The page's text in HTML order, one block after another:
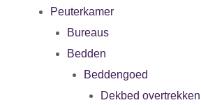
Peuterkamer
Bureaus
Bedden
Beddengoed
Dekbed overtrekken